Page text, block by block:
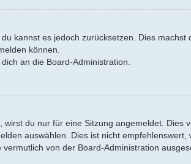
kannst es jedoch zurücksetzen. Dies
können.
an die Board-Administration.
du nur für eine Sitzung angemeldet.
auswählen. Dies ist nicht
von der Board-Administration